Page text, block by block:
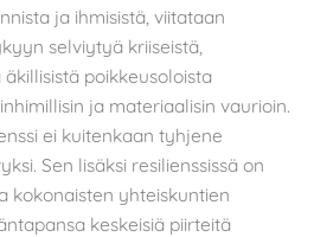
ja ihmisistä, viitataan
selviytyä kriiseistä,
poikkeusoloista
ja materiaalisin vaurioin.
ei kuitenkaan tyhjene
Sen lisäksi resilienssissä on
kokonaisten yhteiskuntien
keskeisiä piirteitä